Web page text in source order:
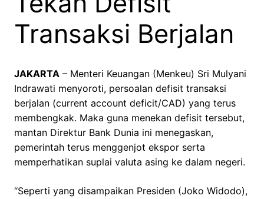
Transaksi Berjalan
JAKARTA – Menteri Keuangan (Menkeu) Sri Mulyani
Indrawati menyoroti, persoalan defisit transaksi
berjalan (current account deficit/CAD) yang terus
membengkak. Maka guna menekan defisit tersebut,
mantan Direktur Bank Dunia ini menegaskan,
pemerintah terus menggenjot ekspor serta
memperhatikan suplai valuta asing ke dalam negeri.
“Seperti yang disampaikan Presiden (Joko Widodo),